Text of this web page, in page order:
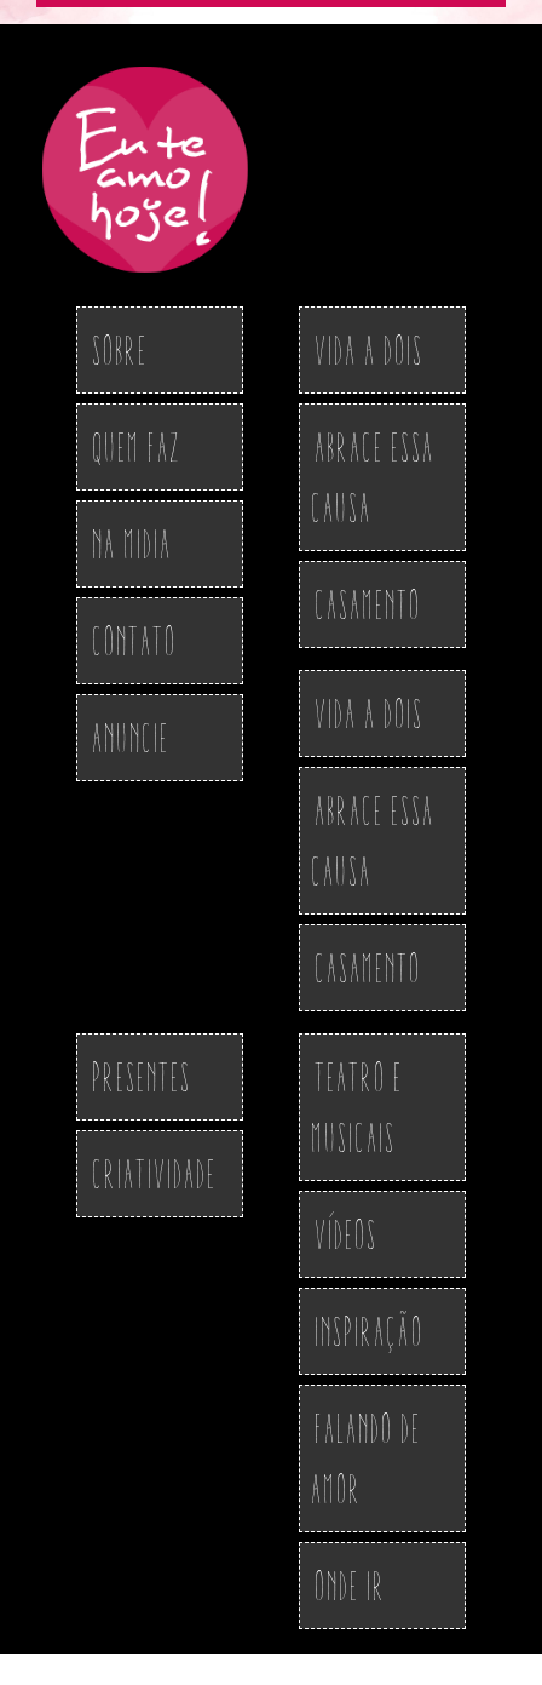
Sobre
Quem Faz
Na Midia
Contato
Anuncie
Vida a Dois
Abrace essa
Causa
Casamento
Vida a Dois
Abrace essa
Causa
Casamento
Presentes
Criatividade
Teatro e
Musicais
Vídeos
Inspiração
Falando de
Amor
Onde ir